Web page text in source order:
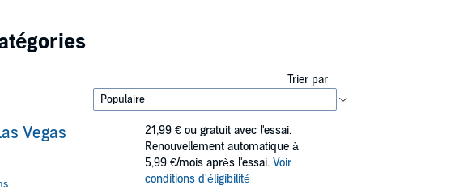
Trier par
Vegas 21,99 € ou gratuit avec l'essai.
Renouvellement automatique à
5,99 €/mois après l'essai. Voir
conditions d'éligibilité